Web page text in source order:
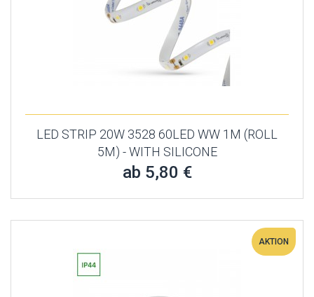
LED STRIP 20W 3528 60LED WW 1M (ROLL
5M) - WITH SILICONE
ab 5,80 €
AKTION